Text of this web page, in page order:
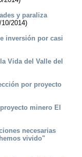
y paraliza
10/2014)
inversión por casi
Vida del Valle del
por proyecto
minero El
necesarias
vivido"